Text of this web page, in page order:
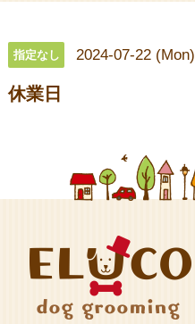
指定なし 2024-07-22 (Mon)
休業日